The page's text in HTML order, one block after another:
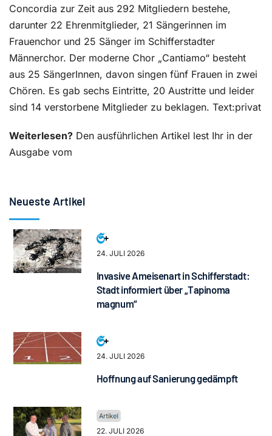
Concordia zur Zeit aus 292 Mitgliedern bestehe,
darunter 22 Ehrenmitglieder, 21 Sängerinnen im
Frauenchor und 25 Sänger im Schifferstadter
Männerchor. Der moderne Chor „Cantiamo“ besteht
aus 25 SängerInnen, davon singen fünf Frauen in zwei
Chören. Es gab sechs Eintritte, 20 Austritte und leider
sind 14 verstorbene Mitglieder zu beklagen. Text:privat
Weiterlesen? Den ausführlichen Artikel lest Ihr in der
Ausgabe vom
Neueste Artikel
24. JULI 2026
Invasive Ameisenart in Schifferstadt:
Stadt informiert über „Tapinoma
magnum“
24. JULI 2026
Hoffnung auf Sanierung gedämpft
22. JULI 2026